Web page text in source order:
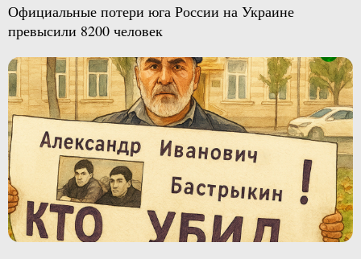
Официальные потери юга России на Украине
превысили 8200 человек